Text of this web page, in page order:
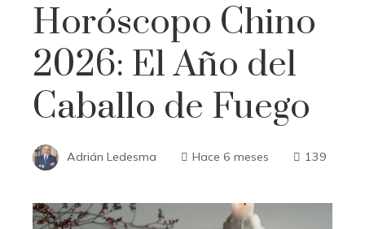
Horóscopo Chino
2026: El Año del
Caballo de Fuego
Adrián Ledesma Hace 6 meses 139